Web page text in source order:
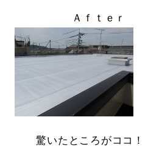
Ａｆｔｅｒ
驚いたところがココ！